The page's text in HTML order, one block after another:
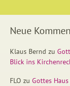
Neue
Klaus Bernd zu
Blick ins
FLO zu Gottes